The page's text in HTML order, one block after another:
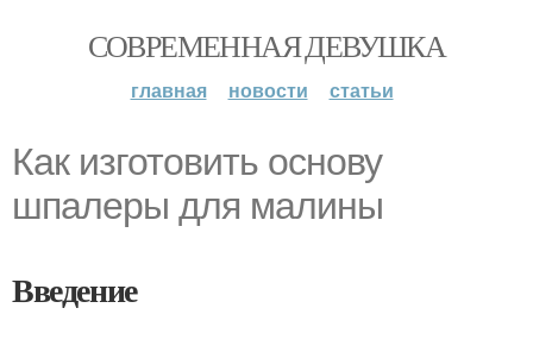
СОВРЕМЕННАЯ ДЕВУШКА
главная новости статьи
Как изготовить основу
шпалеры для малины
Введение